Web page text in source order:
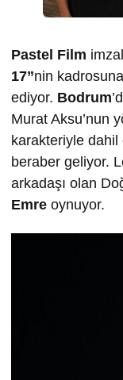
Pastel Film
17”nin
ediyor. Bodrum
Murat Aksu’nun
karakteriyle dahil
beraber geliyor.
arkadaşı olan
Emre oynuyor.